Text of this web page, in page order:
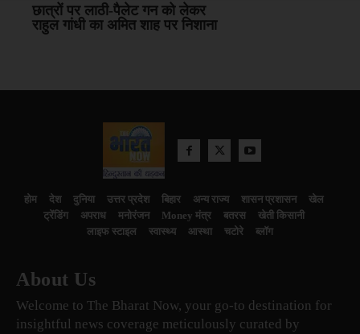
छात्रों पर लाठी-पैलेट गन को लेकर
राहुल गांधी का अमित शाह पर निशाना
होम देश दुनिया उत्तर प्रदेश बिहार अन्य राज्य शासन प्रशासन
खेल
ट्रेंडिंग
अपराध मनोरंजन Money मंत्र बतरस
खेती किसानी
लाइफ स्टाइल
स्वास्थ्य आस्था चटोरे ब्लॉग
About Us
Welcome to The Bharat Now, your go-to destination for
insightful news coverage meticulously curated by